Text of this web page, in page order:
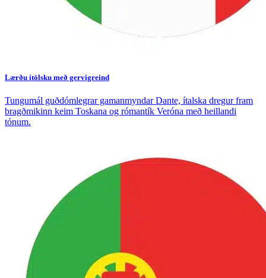
Lærðu ítölsku með gervigreind
Tungumál guðdómlegrar gamanmyndar Dante, ítalska dregur fram
bragðmikinn keim Toskana og rómantík Veróna með heillandi
tónum.